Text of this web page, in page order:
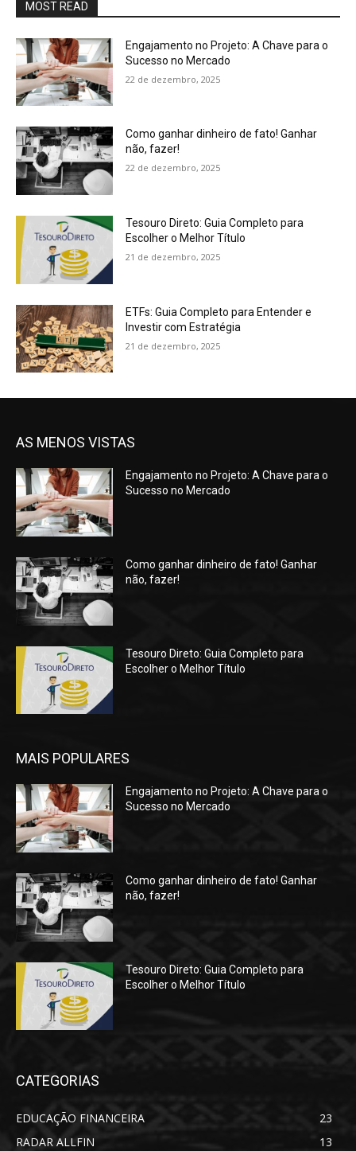
MOST READ
Engajamento no Projeto: A Chave para o
Sucesso no Mercado
22 de dezembro, 2025
Como ganhar dinheiro de fato! Ganhar
não, fazer!
22 de dezembro, 2025
Tesouro Direto: Guia Completo para
Escolher o Melhor Título
21 de dezembro, 2025
ETFs: Guia Completo para Entender e
Investir com Estratégia
21 de dezembro, 2025
AS MENOS VISTAS
Engajamento no Projeto: A Chave para o
Sucesso no Mercado
Como ganhar dinheiro de fato! Ganhar
não, fazer!
Tesouro Direto: Guia Completo para
Escolher o Melhor Título
MAIS POPULARES
Engajamento no Projeto: A Chave para o
Sucesso no Mercado
Como ganhar dinheiro de fato! Ganhar
não, fazer!
Tesouro Direto: Guia Completo para
Escolher o Melhor Título
CATEGORIAS
EDUCAÇÃO FINANCEIRA
23
RADAR ALLFIN
13